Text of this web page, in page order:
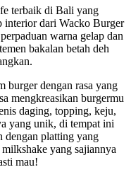
terbaik di Bali yang
interior dari Wacko Burger
warna gelap dan
bakalan betah deh
burger dengan rasa yang
mengkreasikan burgermu
daging, topping, keju,
yang unik, di tempat ini
dengan platting yang
yang sajiannya
mau!